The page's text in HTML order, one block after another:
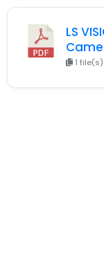
LS
1 file(s)